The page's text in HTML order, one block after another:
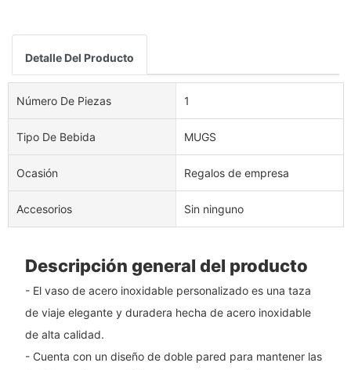
Detalle Del Producto
Número De Piezas 1
Tipo De Bebida MUGS
Ocasión Regalos de empresa
Accesorios Sin ninguno
Descripción general del producto
- El vaso de acero inoxidable personalizado es una taza
de viaje elegante y duradera hecha de acero inoxidable
de alta calidad.
- Cuenta con un diseño de doble pared para mantener las